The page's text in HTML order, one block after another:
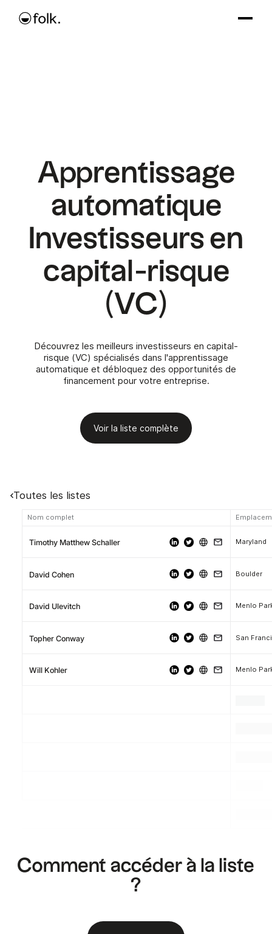
Apprentissage
automatique
Investisseurs en
capital-risque
(VC)
Découvrez les meilleurs investisseurs en capital-
risque (VC) spécialisés dans l'apprentissage
automatique et débloquez des opportunités de
financement pour votre entreprise.
Voir la liste complète
Toutes les listes
Nom complet
Timothy Matthew Schaller Maryland
David Cohen Boulder
David Ulevitch Menlo
Topher Conway San
Will Kohler Menlo
Comment accéder à la liste
?